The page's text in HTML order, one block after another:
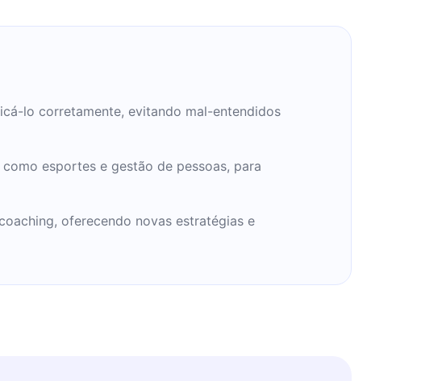
lo corretamente, evitando mal-entendidos
esportes e gestão de pessoas, para
oferecendo novas estratégias e